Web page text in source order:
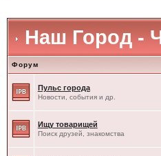
Наш Город -
Форум
Пульс города
Новости, события и др.
Ищу товарищей
Поиск друзей, знакомства